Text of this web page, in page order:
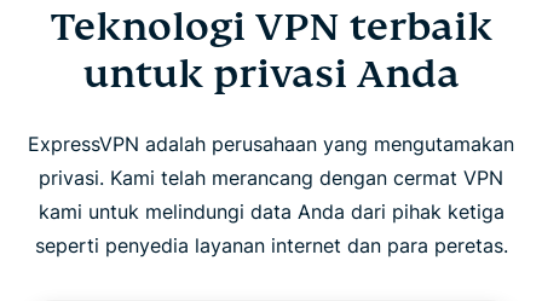
Teknologi VPN terbaik
untuk privasi Anda
ExpressVPN adalah perusahaan yang mengutamakan
privasi. Kami telah merancang dengan cermat VPN
kami untuk melindungi data Anda dari pihak ketiga
seperti penyedia layanan internet dan para peretas.